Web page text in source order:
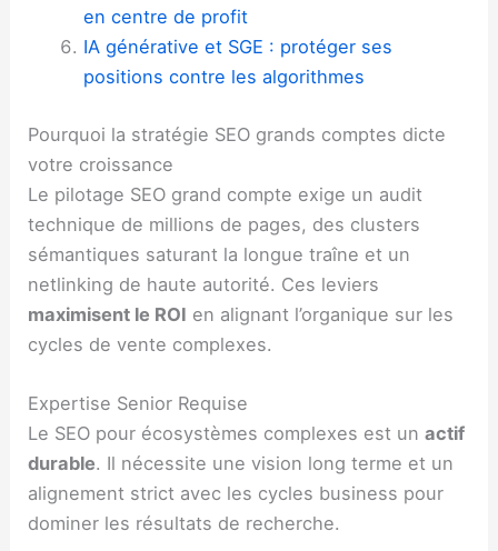
en centre de profit
IA générative et SGE : protéger ses
positions contre les algorithmes
Pourquoi la stratégie SEO grands comptes dicte
votre croissance
Le pilotage SEO grand compte exige un audit
technique de millions de pages, des clusters
sémantiques saturant la longue traîne et un
netlinking de haute autorité. Ces leviers
maximisent le ROI en alignant l’organique sur les
cycles de vente complexes.
Expertise Senior Requise
Le SEO pour écosystèmes complexes est unactif
durable. Il nécessite une vision long terme et un
alignement strict avec les cycles business pour
dominer les résultats de recherche.